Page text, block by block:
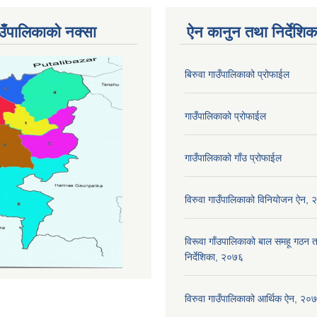
नक्सा ऐन कानुन तथा
बिरुवा गाउँपालिकाको प्रोफाईल
गाउँपालिकाको प्रोफाईल
गाउँपालिकाको गाँउ प्रोफाईल
विरुवा गाउँपालिकाको विनियोजन ऐन,
विरूवा गाँउपालिकाको बाल समहू
निर्देशिका, २०७६
विरुवा गाउँपालिकाको आर्थिक ऐन,